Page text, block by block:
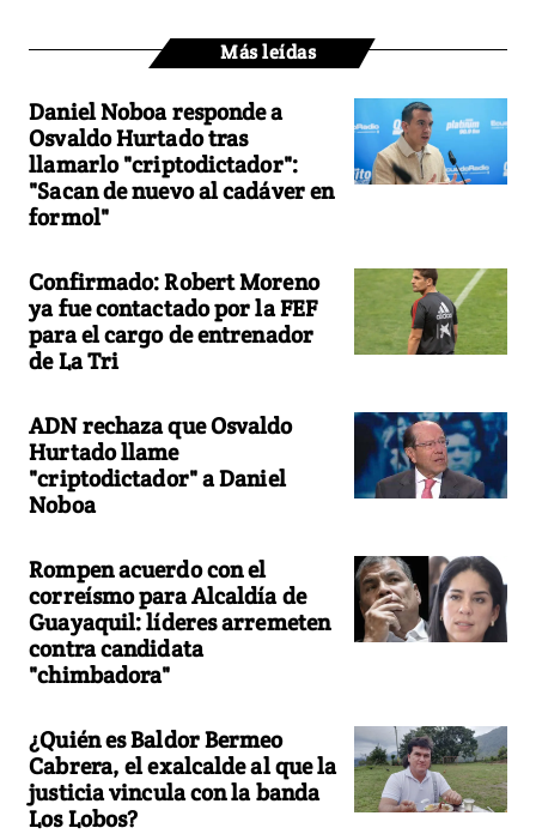
Más leídas
Daniel Noboa responde a
Osvaldo Hurtado tras
llamarlo "criptodictador":
"Sacan de nuevo al cadáver en
formol"
Confirmado: Robert Moreno
ya fue contactado por la FEF
para el cargo de entrenador
de La Tri
ADN rechaza que Osvaldo
Hurtado llame
"criptodictador" a Daniel
Noboa
Rompen acuerdo con el
correísmo para Alcaldía de
Guayaquil: líderes arremeten
contra candidata
"chimbadora"
¿Quién es Baldor Bermeo
Cabrera, el exalcalde al que la
justicia vincula con la banda
Los Lobos?